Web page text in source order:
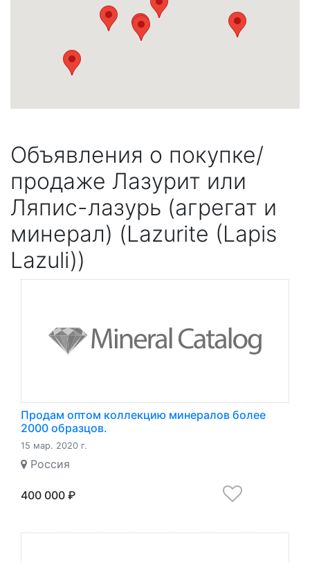
Объявления о покупке/
продаже Лазурит или
Ляпис-лазурь (агрегат и
минерал) (Lazurite (Lapis
Lazuli))
Продам оптом коллекцию минералов более
2000 образцов.
15 мар. 2020 г.
Россия
400 000 ₽